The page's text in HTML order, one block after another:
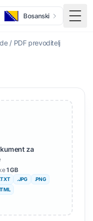
Bosanski
/ PDF prevoditelj
za
1 GB
.TXT .JPG
.PNG